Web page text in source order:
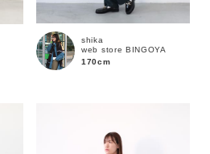
shika
web store BINGOYA
170cm